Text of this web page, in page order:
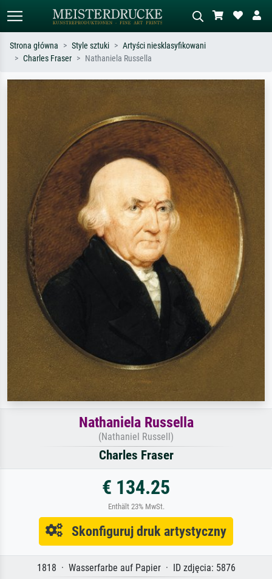
Strona główna Style sztuki
Artyści niesklasyfikowani
Charles Fraser
Nathaniela Russella
Nathaniela Russella
(Nathaniel Russell)
Charles Fraser
€ 134.25
Enthält 23% MwSt.
Skonfiguruj druk artystyczny
1818 · Wasserfarbe auf Papier · ID zdjęcia: 5876